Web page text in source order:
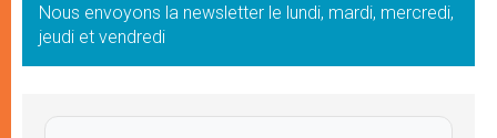
Nous envoyons la newsletter le lundi, mardi, mercredi,
jeudi et vendredi